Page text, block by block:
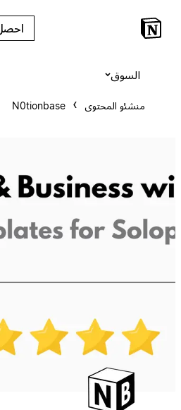
احصل على Notion مجاناً
منشئو المحتوى N0tionbase